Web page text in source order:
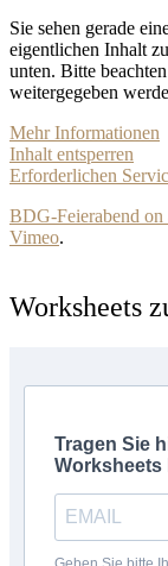
Sie sehen gerade
eigentlichen Inhalt
unten. Bitte
weitergegeben
Mehr Informationen
Inhalt entsperren
Erforderlichen
BDG-Feierabend on
Vimeo.
Worksheets
Tragen Sie
Worksheets